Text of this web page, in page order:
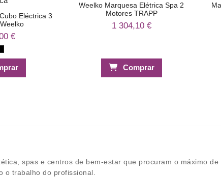
Eléctrica 3
€
Weelko Marquesa Elétrica Spa 2
Motores TRAPP
1 304,10 €
Comprar
spas e centros de bem-estar que procuram o máximo
o trabalho do profissional.